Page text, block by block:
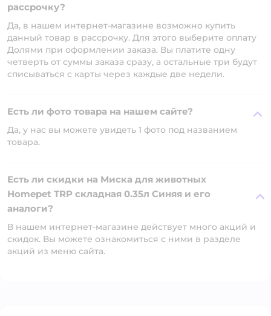
рассрочку?
Да, в нашем интернет-магазине возможно купить
данный товар в рассрочку. Для этого выберите оплату
Долями при оформлении заказа. Вы платите одну
четверть от суммы заказа сразу, а остальные три будут
списываться с карты через каждые две недели.
Есть ли фото товара на нашем сайте?
Да, у нас вы можете увидеть 1 фото под названием
товара.
Есть ли скидки на Миска для животных
Homepet TRP складная 0.35л Синяя и его
аналоги?
В нашем интернет-магазине действует много акций и
скидок. Вы можете ознакомиться с ними в разделе
акций из меню сайта.